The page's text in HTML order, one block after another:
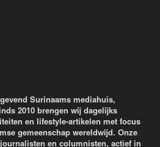
Surinaams mediahuis,
2010 brengen wij dagelijks
en lifestyle-artikelen met focus
gemeenschap wereldwijd. Onze
en columnisten, actief in